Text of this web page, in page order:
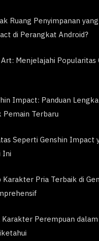
Ruang Penyimpanan
di Perangkat Android?
Art: Menjelajahi
Impact: Panduan
Pemain Terbaru
Seperti Genshin Impact
Ini
Karakter Pria Terbaik di
Karakter Perempuan